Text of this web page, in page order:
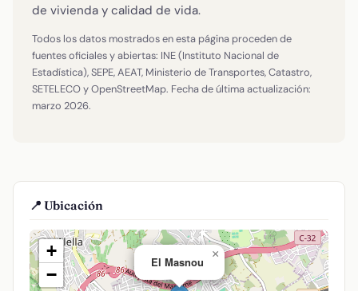
de vivienda y calidad de vida.
Todos los datos mostrados en esta página proceden de
fuentes oficiales y abiertas: INE (Instituto Nacional de
Estadística), SEPE, AEAT, Ministerio de Transportes, Catastro,
SETELECO y OpenStreetMap. Fecha de última actualización:
marzo 2026.
📍 Ubicación
El Masnou
×
+
−